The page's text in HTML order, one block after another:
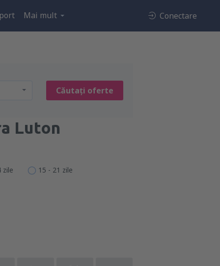
Mai mult Conectare
Căutați oferte
Luton
zile 15 - 21 zile